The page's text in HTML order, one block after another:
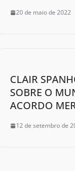
20 de maio de 2022
CLAIR
SOBRE O
ACORDO
12 de setembro de